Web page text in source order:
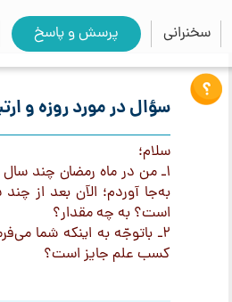
سخنرانی پرسش و پاسخ
سؤال در مورد روزه و
سلام؛
١ـ من در ماه رمضان چند
به‌جا آوردم؛ الآن بعد از
است؟ به چه مقدار؟
٢ـ باتوجّه به اینکه شما
كسب علم جايز است؟